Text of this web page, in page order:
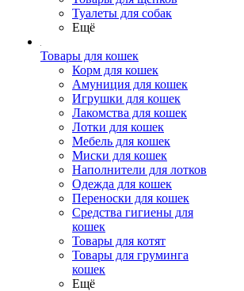
Туалеты для собак
Ещё
Товары для кошек
Корм для кошек
Амуниция для кошек
Игрушки для кошек
Лакомства для кошек
Лотки для кошек
Мебель для кошек
Миски для кошек
Наполнители для лотков
Одежда для кошек
Переноски для кошек
Средства гигиены для
кошек
Товары для котят
Товары для груминга
кошек
Ещё